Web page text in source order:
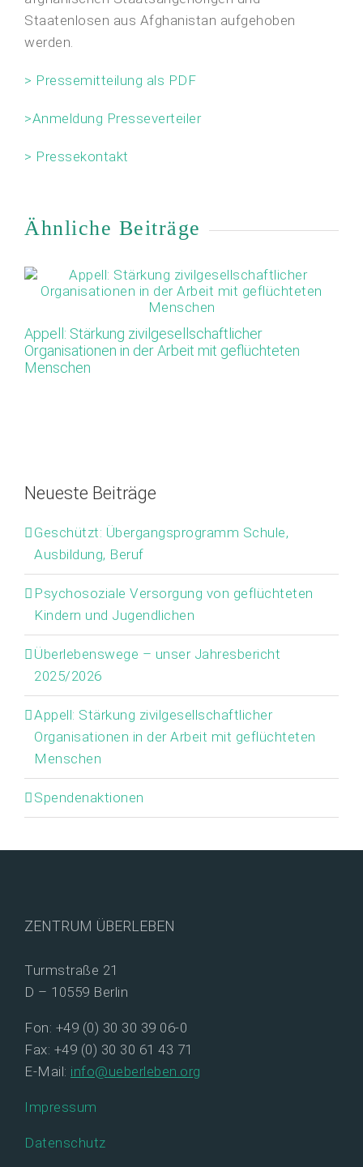
Staatenlosen aus Afghanistan aufgehoben
werden.
> Pressemitteilung als PDF
>Anmeldung Presseverteiler
> Pressekontakt
Ähnliche Beiträge
Appell: Stärkung zivilgesellschaftlicher
Organisationen in der Arbeit mit geflüchteten
Menschen
Neueste Beiträge
Geschützt: Übergangsprogramm Schule,
Ausbildung, Beruf
Psychosoziale Versorgung von geflüchteten
Kindern und Jugendlichen
Überlebenswege – unser Jahresbericht
2025/2026
Appell: Stärkung zivilgesellschaftlicher
Organisationen in der Arbeit mit geflüchteten
Menschen
Spendenaktionen
ZENTRUM ÜBERLEBEN
Turmstraße 21
D – 10559 Berlin
Fon: +49 (0) 30 30 39 06-0
Fax: +49 (0) 30 30 61 43 71
E-Mail: info@ueberleben.org
Impressum
Datenschutz